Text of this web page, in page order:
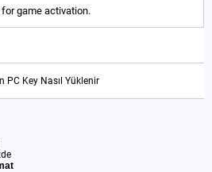
game activation.
PC Key Nasıl Yüklenir